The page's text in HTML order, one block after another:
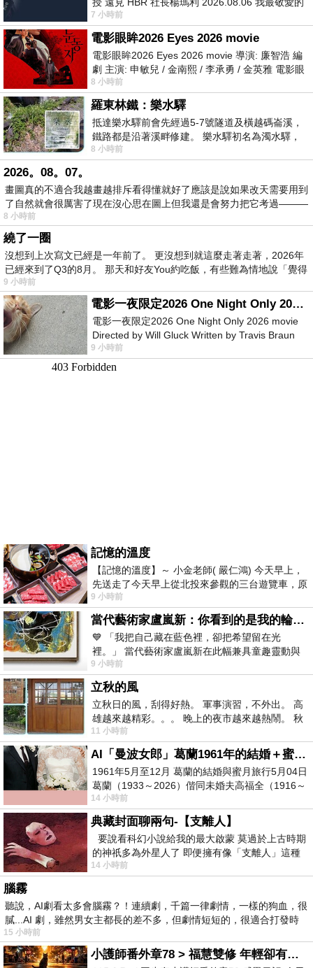
老闆、遠見．天下文化創辦人高希均教
7 小時前
電影眼眸2026 Eyes 2026 movie
電影眼眸2026 Eyes 2026 movie 導演: 廉智浩 編
劇 主演: 申敏兒 / 金南熙 / 李承勇 / 金英雅 電影眼
眸2026描述攝影師徐珍因遺
8 小時前
羅東林鐵：樂水驛
抵達樂水驛前會先經過5-7號隧道及橫越碼崙溪，
鐵路都是沿著溪畔修建。 樂水驛初名為濁水驛，
但因與臺鐵集集線車站同名，於1953
8 小時前
2026。08。07。
畫圖真的不適合我越畫越排斥看得懂就好了應該是說如果改天需要用到
了自然就會很厲害了現在沒心思在圖上但我還是會努力把它考過———
8 小時前
繞了一圈
沒想到上次寫文已經是一年前了。 更沒想到就這麼走著走著，2026年
已經來到了Q3的8月。 那天和好友You約吃飯，有些難為情地說「覺得
9 小時前
電影一夜限定2026 One Night Only 2026 movie
電影一夜限定2026 One Night Only 2026 movie
Directed by Will Gluck Written by Travis Braun
Starring Monica Barbaro
9 小時前
記憶的溫度
【記憶的溫度】～ 小金老師( 嚴仁鴻) 今天早上，
先送走了今天早上從北投來參觀的三台遊覽車，原
以為展場已經差不多要安靜下來，卻發
9 小時前
當代藝術家盧嵐新：你看到的是我的輪廓，還是你的故事？——藏在藍色裡的希望與光
💙 「我把自己藏在藍色裡，卻把希望留在光
裡。」 當代藝術家盧嵐新在此幅兼具童趣靈動與
抽象韻味的新作中，用湛藍的羽翼般色塊包覆著
9 小時前
立秋的風
立秋日的風，刮得好熱。 軍事演習，不外出。 高
雄越來越精彩。。。 晚上的夜市越來越熱鬧。 秋
天的風刮得很熱 夜遊消暑熱。。。
11 小時前
AI「曼波女郎」葛蘭1961年的結婚＋蜜月旅行 #戀上老電影 #葛蘭 #粟子
1961年5月至12月 葛蘭的結婚與蜜月旅行5月04日
葛蘭（1933～2026）偕同未婚夫高福全（1916～
2004）乘郵輪赴倫敦6月15日於英國倫敦St.S
14 小時前
典藏封面聊兩句-【支離人】
要說看科幻小說給我的最大啟蒙 莫過於上古時期
的神祇多為外星人了 即便擁有像「支離人」這種
驚世駭俗的神通法門 也未必讀
14 小時前
腦霧
聽說，AI劇看太多會腦霧？！連續劇，千篇一律劇情，一樣的狗血，很
膩...AI 劇，雖然男女主都長的差不多，但劇情短短的，很適合打發時
15 小時前
小護師番外章78 > 福慧雙修 年輕卻有個老靈魂 ㄑ金剛經〉podcast